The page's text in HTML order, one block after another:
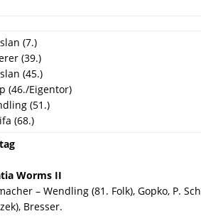
(7.)
(39.)
(45.)
(46./Eigentor)
(51.)
(68.)
Worms II
– Wendling (81. Folk), Gopko, P.
Bresser.